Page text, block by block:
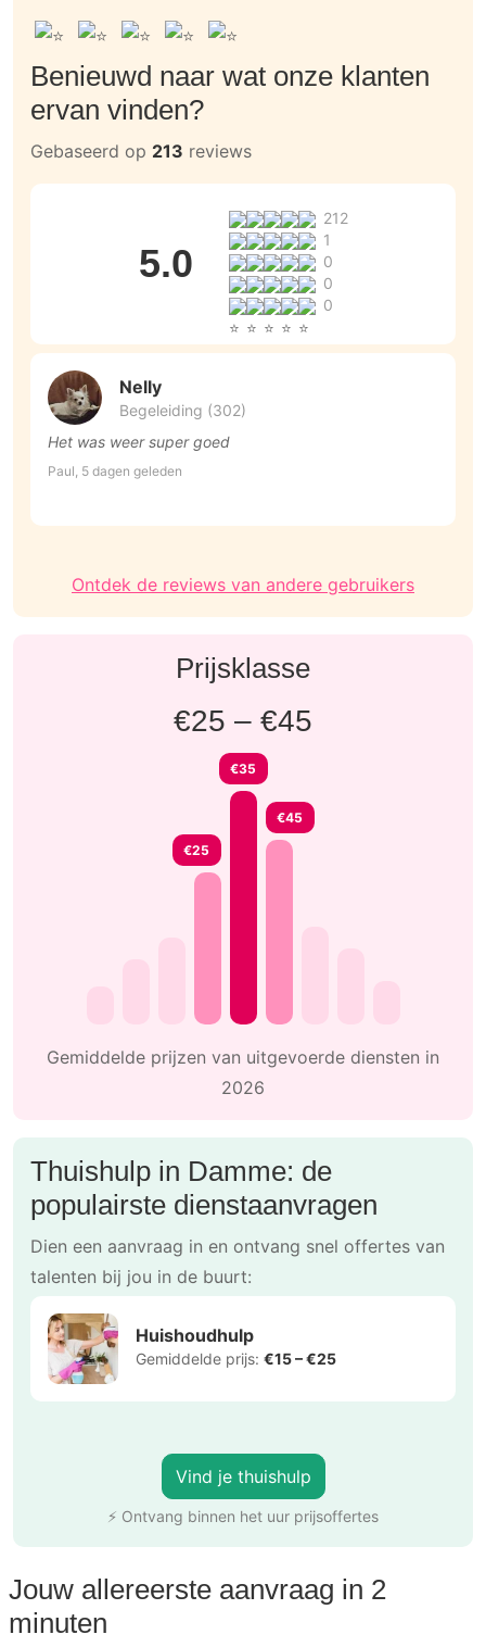
Benieuwd naar wat onze klanten
ervan vinden?
Gebaseerd op 213 reviews
5.0
212
1
0
0
0
Nelly
Begeleiding (302)
Het was weer super goed
Paul, 5 dagen geleden
Ontdek de reviews van andere gebruikers
Prijsklasse
€25 – €45
€25
€35
€45
Gemiddelde prijzen van uitgevoerde diensten in
2026
Thuishulp in Damme: de
populairste dienstaanvragen
Dien een aanvraag in en ontvang snel offertes van
talenten bij jou in de buurt:
Huishoudhulp
Gemiddelde prijs: €15 – €25
Vind je thuishulp
⚡ Ontvang binnen het uur prijsoffertes
Jouw allereerste aanvraag in 2
minuten